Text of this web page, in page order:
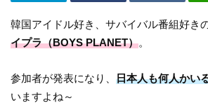
韓国アイドル好き、サバイバル番組好き
イプラ（BOYS PLANET）。
参加者が発表になり、日本人も何人かい
いますよね～